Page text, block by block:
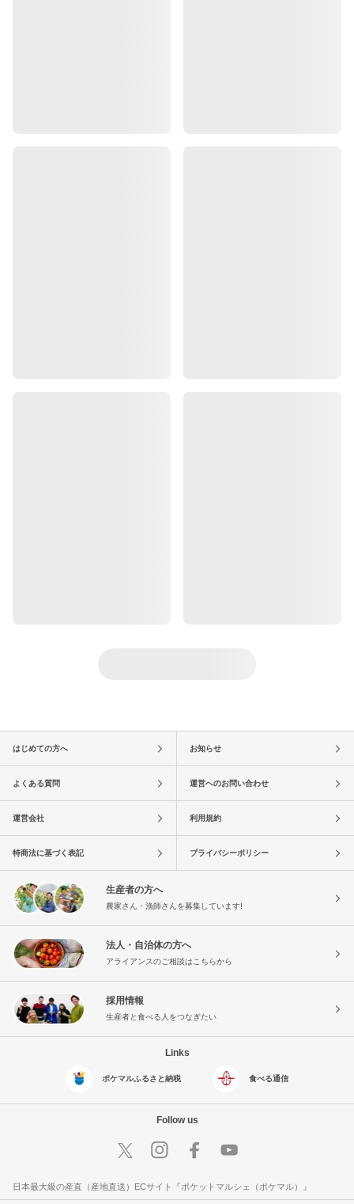
はじめての方へ お知らせ
よくある質問 運営へのお問い合わせ
運営会社 利用規約
特商法に基づく表記 プライバシーポリシー
生産者の方へ
農家さん・漁師さんを募集しています!
法人・自治体の方へ
アライアンスのご相談はこちらから
採用情報
生産者と食べる人をつなぎたい
Links
ポケマルふるさと納税 食べる通信
Follow us
日本最大級の産直（産地直送）ECサイト『ポケットマルシェ（ポケマル）』